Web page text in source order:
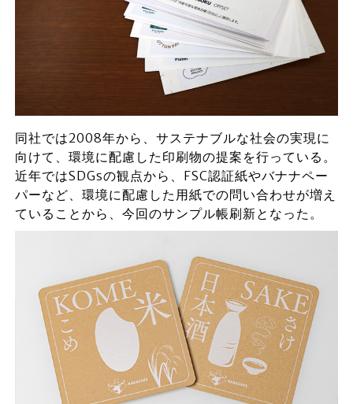
同社では2008年から、サステナブルな社会の実現に
向けて、環境に配慮した印刷物の提案を行っている。
近年ではSDGsの観点から、FSC認証紙やバナナペー
パーなど、環境に配慮した用紙での問い合わせが増え
ていることから、今回のサンプル帳刷新となった。